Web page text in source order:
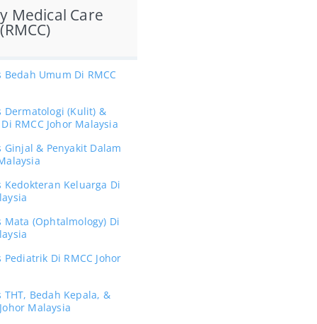
Medical Care
Umum Di RMCC
Dermatologi (Kulit) &
RMCC Johor Malaysia
Ginjal & Penyakit Dalam
Kedokteran Keluarga Di
Mata (Ophtalmology) Di
Di RMCC Johor
Bedah Kepala, &
Malaysia